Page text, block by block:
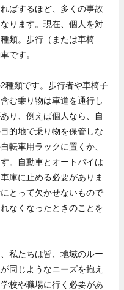
ばするほど、多くの事故
ります。現在、個人を対
類。歩行（または車椅
です。
種類です。歩行者や車椅子
む乗り物は車道を通行し
り、例えば個人なら、自
的地で乗り物を保管しな
転車用ラックに置くか、
。自動車とオートバイは
庫に止める必要がありま
とって欠かせないもので
なくなったときのことを
私たちは皆、地域のルー
同じようなニーズを抱え
校や職場に行く必要があ